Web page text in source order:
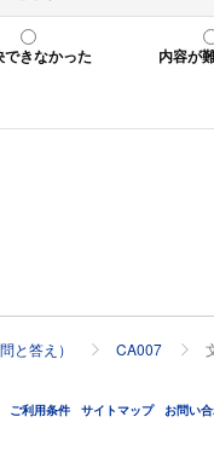
できなかった
内容が
と答え） CA007
ご利用条件 サイトマップ お問い